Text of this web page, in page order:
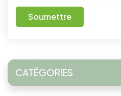
Soumettre
CATÉGORIES